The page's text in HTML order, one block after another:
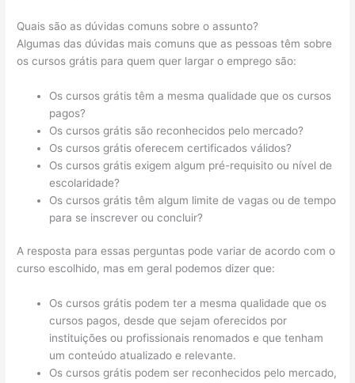
Quais são as dúvidas comuns sobre o assunto?
Algumas das dúvidas mais comuns que as pessoas têm sobre
os cursos grátis para quem quer largar o emprego são:
Os cursos grátis têm a mesma qualidade que os cursos
pagos?
Os cursos grátis são reconhecidos pelo mercado?
Os cursos grátis oferecem certificados válidos?
Os cursos grátis exigem algum pré-requisito ou nível de
escolaridade?
Os cursos grátis têm algum limite de vagas ou de tempo
para se inscrever ou concluir?
A resposta para essas perguntas pode variar de acordo com o
curso escolhido, mas em geral podemos dizer que:
Os cursos grátis podem ter a mesma qualidade que os
cursos pagos, desde que sejam oferecidos por
instituições ou profissionais renomados e que tenham
um conteúdo atualizado e relevante.
Os cursos grátis podem ser reconhecidos pelo mercado,